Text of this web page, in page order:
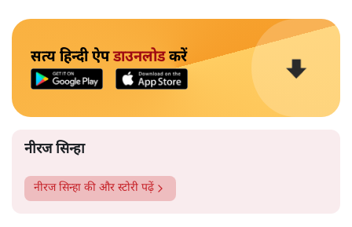
सत्य हिन्दी ऐपडाउनलोडकरें
नीरज सिन्हा
नीरज सिन्हा की और स्टोरी पढ़ें